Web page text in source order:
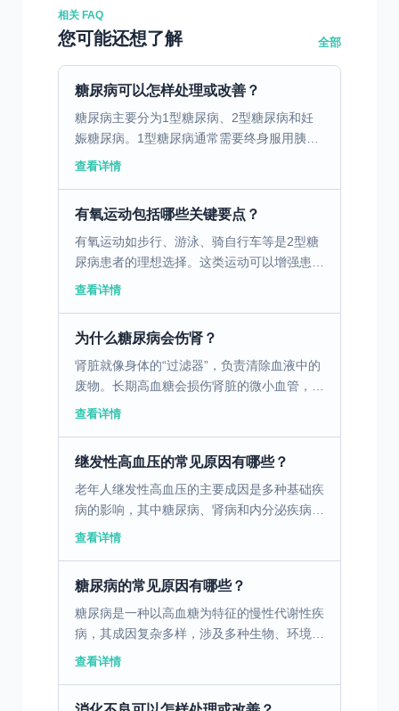
相关 FAQ
您可能还想了解 全部
糖尿病可以怎样处理或改善？
糖尿病主要分为1型糖尿病、2型糖尿病和妊
娠糖尿病。1型糖尿病通常需要终身服用胰岛
素，因为患者自身不能产生足够的胰岛素。2
查看详情
有氧运动包括哪些关键要点？
有氧运动如步行、游泳、骑自行车等是2型糖
尿病患者的理想选择。这类运动可以增强患者
的心肺功能，有助于降低血糖。建议患者每周
查看详情
为什么糖尿病会伤肾？
肾脏就像身体的“过滤器”，负责清除血液中的
废物。长期高血糖会损伤肾脏的微小血管，
让“过滤器”变堵、变漏，无法正常工作。早期
查看详情
继发性高血压的常见原因有哪些？
老年人继发性高血压的主要成因是多种基础疾
病的影响，其中糖尿病、肾病和内分泌疾病尤
为常见。糖尿病患者长期血糖控制不良，可导
查看详情
糖尿病的常见原因有哪些？
糖尿病是一种以高血糖为特征的慢性代谢性疾
病，其成因复杂多样，涉及多种生物、环境和
遗传因素。生物因素包括胰岛素分泌不足或身
查看详情